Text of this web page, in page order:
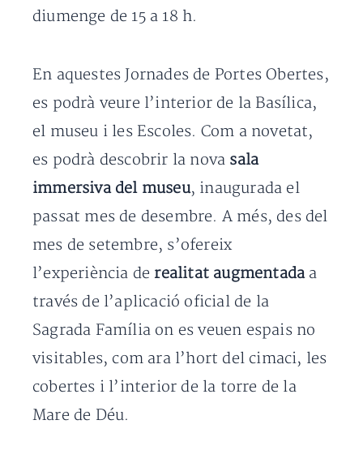
diumenge de 15 a 18 h.
En aquestes Jornades de Portes Obertes,
es podrà veure l’interior de la Basílica,
el museu i les Escoles. Com a novetat,
es podrà descobrir la nova sala
immersiva del museu, inaugurada el
passat mes de desembre. A més, des del
mes de setembre, s’ofereix
l’experiència de realitat augmentadaa
través de l’aplicació oficial de la
Sagrada Família on es veuen espais no
visitables, com ara l’hort del cimaci, les
cobertes i l’interior de la torre de la
Mare de Déu.